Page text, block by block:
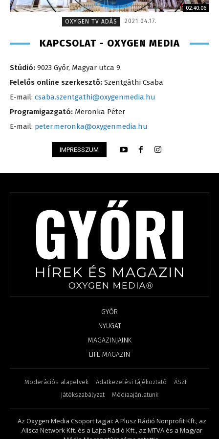
02:40:06
OXYGEN TV ADÁS
2021.04.17.
KAPCSOLAT - OXYGEN MEDIA
Stúdió: 9023 Győr, Magyar utca 9.
Felelős online szerkesztő: Szentgáthi Csaba
E-mail: csaba.szentgathi@oxygenmedia.hu
Programigazgató: Meronka Péter
E-mail: peter.meronka@oxygenmedia.hu
IMPRESSZUM
GYŐR
NYUGAT
MAGAZINJAINK
LIFE MAGAZIN
Moderációs alapelvek Adatkezelési tájékoztató
ÁSZF
Játékszabályzat
Médiaajánlatunk
Az Oxygen Media Csoport tagjai: A Plusz Rádió Nonprofit Kft., az
Alisca Network Kft. és a Lajta Rádió Kft., az MTVA és a Magyar